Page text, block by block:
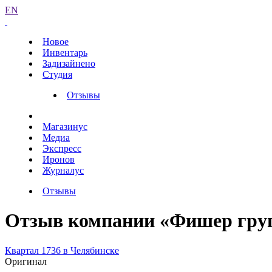
EN
Новое
Инвентарь
Задизайнено
Студия
Отзывы
Магазинус
Медиа
Экспресс
Иронов
Журналус
Отзывы
Отзыв компании «Фишер
Квартал 1736 в Челябинске
Оригинал